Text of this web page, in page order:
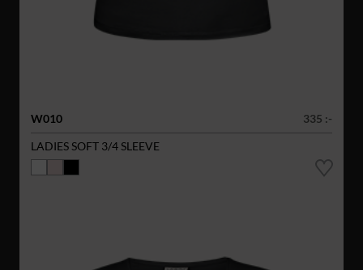
W010
335 :-
LADIES SOFT 3/4 SLEEVE